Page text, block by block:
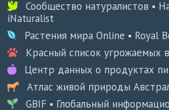
Сообщество натуралистов ▪
iNaturalist
Растения мира Online ▪ Royal
Красный список угрожаемых
Центр данных о продуктах
Атлас живой природы
GBIF ▪ Глобальный